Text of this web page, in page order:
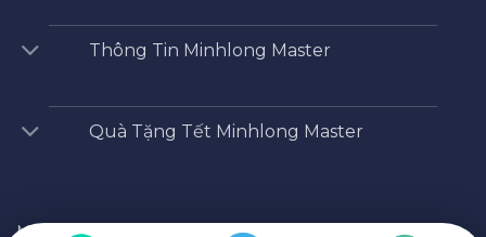
Thông Tin Minhlong Master
Quà Tặng Tết Minhlong Master
Minhlong Master /Phụ kiện bộ đồ ăn /Muỗng –